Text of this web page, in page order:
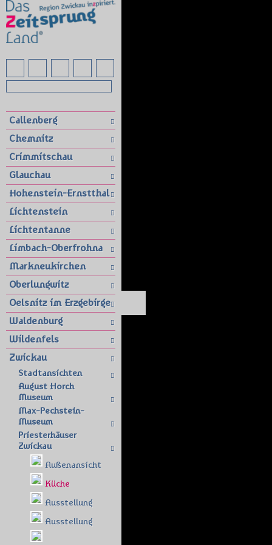
Callenberg
Chemnitz
Crimmitschau
Glauchau
Hohenstein-Ernstthal
Lichtenstein
Lichtentanne
Limbach-Oberfrohna
Markneukirchen
Oberlungwitz
Oelsnitz im Erzgebirge
Waldenburg
Wildenfels
Zwickau
Stadtansichten
August Horch
Museum
Max-Pechstein-
Museum
Priesterhäuser
Zwickau
Außenansicht
Küche
Ausstellung
Ausstellung